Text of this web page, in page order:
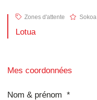
Zones d'attente Sokoa
Lotua
Mes coordonnées
Nom & prénom